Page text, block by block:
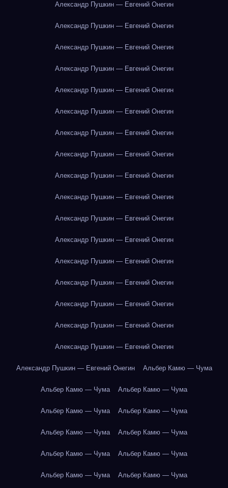
Александр Пушкин — Евгений Онегин
Александр Пушкин — Евгений Онегин
Александр Пушкин — Евгений Онегин
Александр Пушкин — Евгений Онегин
Александр Пушкин — Евгений Онегин
Александр Пушкин — Евгений Онегин
Александр Пушкин — Евгений Онегин
Александр Пушкин — Евгений Онегин
Александр Пушкин — Евгений Онегин
Александр Пушкин — Евгений Онегин
Александр Пушкин — Евгений Онегин
Александр Пушкин — Евгений Онегин
Александр Пушкин — Евгений Онегин
Александр Пушкин — Евгений Онегин
Александр Пушкин — Евгений Онегин
Александр Пушкин — Евгений Онегин
Александр Пушкин — Евгений Онегин
Александр Пушкин — Евгений Онегин Альбер Камю — Чума
Альбер Камю — Чума Альбер Камю — Чума
Альбер Камю — Чума Альбер Камю — Чума
Альбер Камю — Чума Альбер Камю — Чума
Альбер Камю — Чума Альбер Камю — Чума
Альбер Камю — Чума Альбер Камю — Чума